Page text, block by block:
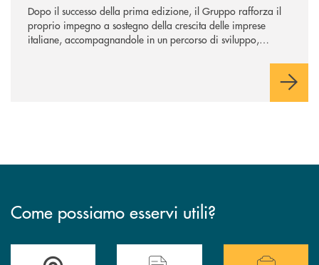
Dopo il successo della prima edizione, il Gruppo rafforza il
proprio impegno a sostegno della crescita delle imprese
italiane, accompagnandole in un percorso di sviluppo,
Come possiamo esservi utili?
Accedi all' elenco completo delle filiali . Hai bisogno di